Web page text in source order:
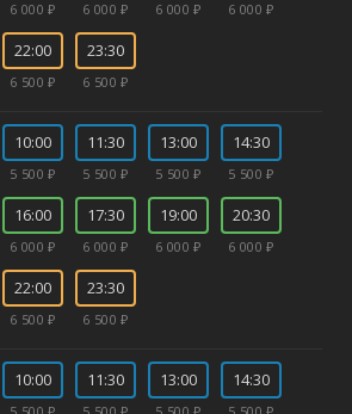
6 000 ₽ 6 000 ₽ 6 000 ₽ 6 000 ₽
22:00
6 500 ₽
23:30
6 500 ₽
10:00
5 500 ₽
11:30
5 500 ₽
13:00
5 500 ₽
14:30
5 500 ₽
16:00
6 000 ₽
17:30
6 000 ₽
19:00
6 000 ₽
20:30
6 000 ₽
22:00
6 500 ₽
23:30
6 500 ₽
10:00 11:30 13:00 14:30